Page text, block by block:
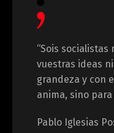
“Sois
vuestras ideas
grandeza y con
anima, sino
Pablo Iglesias